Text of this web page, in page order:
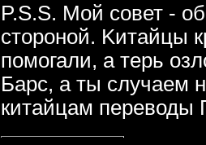
P.S.S. Мой совет -
стороной. Kитайцы
помогали, а терь
Барс, а ты случаем
китайцам переводы